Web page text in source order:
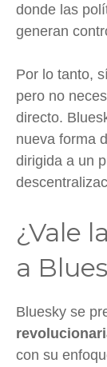
donde las
generan
Por lo tanto,
pero no
directo.
nueva forma
dirigida a un
¿Vale
a
Bluesky se
con su